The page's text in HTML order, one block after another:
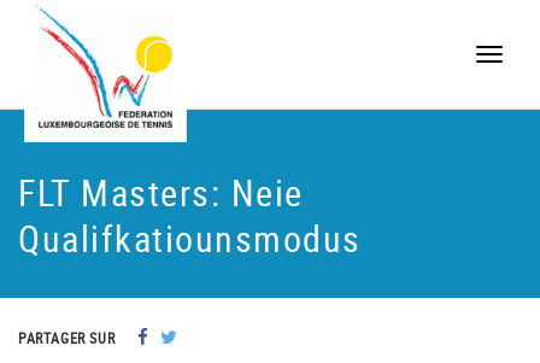
Toggle
FLT Masters: Neie
Qualifkatiounsmodus
PARTAGER SUR